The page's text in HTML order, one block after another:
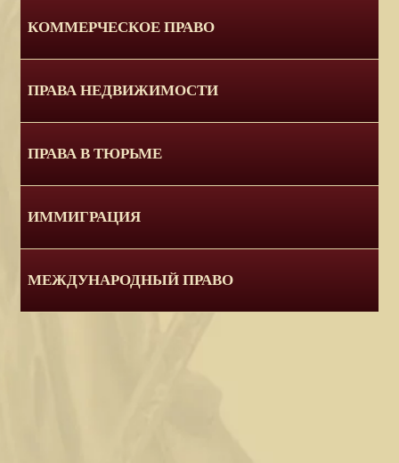
КОММЕРЧЕСКОЕ ПРАВО
ПРАВА НЕДВИЖИМОСТИ
ПРАВА В ТЮРЬМЕ
ИММИГРАЦИЯ
МЕЖДУНАРОДНЫЙ ПРАВО